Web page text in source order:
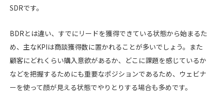
SDRです。
BDRとは違い、すでにリードを獲得できている状態から始まるた
め、主なKPIは商談獲得数に置かれることが多いでしょう。また
顧客にどれくらい購入意欲があるか、どこに課題を感じているか
などを把握するためにも重要なポジションであるため、ウェビナ
ーを使って顔が見える状態でやりとりする場合も多めです。